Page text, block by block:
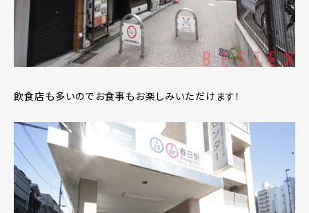
飲食店も多いのでお食事もお楽しみいただけます！